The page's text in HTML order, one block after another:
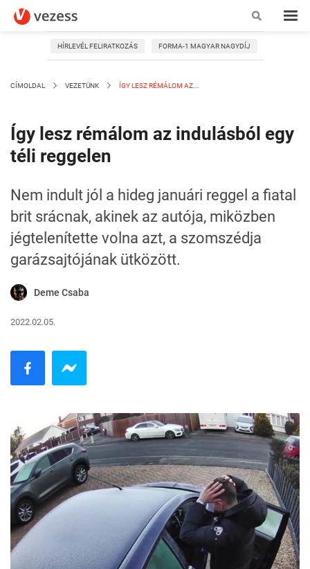
HÍRLEVÉL FELIRATKOZÁS FORMA-1 MAGYAR NAGYDÍJ
CÍMOLDAL VEZETÜNK ÍGY LESZ RÉMÁLOM AZ...
Így lesz rémálom az indulásból egy
téli reggelen
Nem indult jól a hideg januári reggel a fiatal
brit srácnak, akinek az autója, miközben
jégtelenítette volna azt, a szomszédja
garázsajtójának ütközött.
Deme Csaba
2022.02.05.